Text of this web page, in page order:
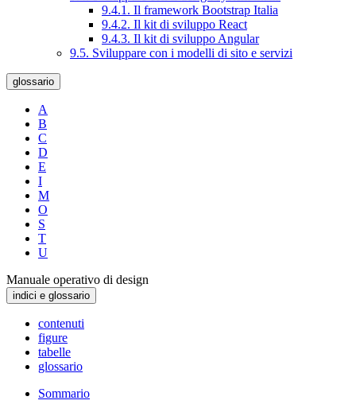
9.4.1. Il framework Bootstrap Italia
9.4.2. Il kit di sviluppo React
9.4.3. Il kit di sviluppo Angular
9.5. Sviluppare con i modelli di sito e servizi
glossario
A
B
C
D
E
I
M
O
S
T
U
Manuale operativo di design
indici e glossario
contenuti
figure
tabelle
glossario
Sommario